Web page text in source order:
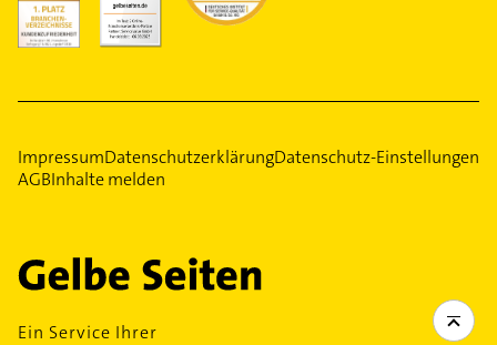
ImpressumDatenschutzerklärungDatenschutz-Einstellungen
AGBInhalte melden
Ein Service Ihrer